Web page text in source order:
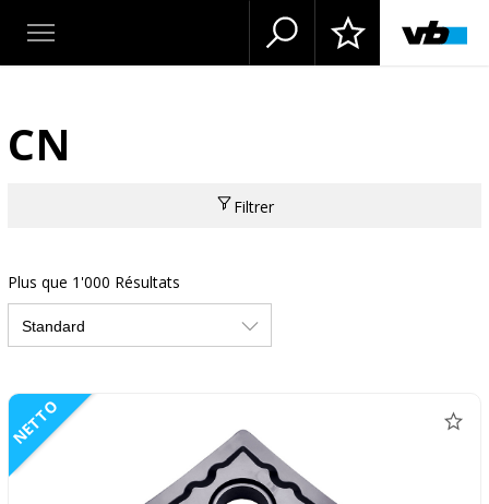
CN
Filtrer
Plus que 1'000 Résultats
NETTO